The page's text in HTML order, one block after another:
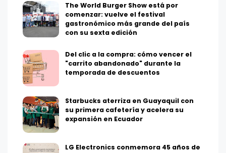
The World Burger Show está por
comenzar: vuelve el festival
gastronómico más grande del país
con su sexta edición
Del clic a la compra: cómo vencer el
"carrito abandonado" durante la
temporada de descuentos
Starbucks aterriza en Guayaquil con
su primera cafetería y acelera su
expansión en Ecuador
LG Electronics conmemora 45 años de